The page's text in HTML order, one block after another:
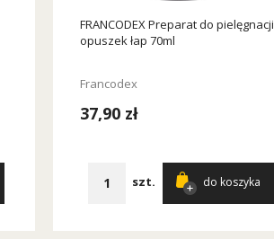
FRANCODEX Preparat do pielęgnacji
opuszek łap 70ml
Francodex
37,90 zł
szt. do koszyka